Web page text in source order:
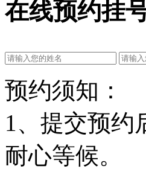
在线预约挂
预约须知：
1、提交预约
耐心等候。